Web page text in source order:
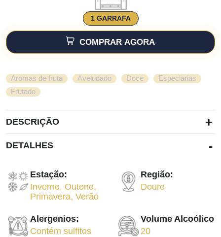
1 GARRAFA
COMPRAR AGORA
Aromas de fruta Aveludado Doce Especiarias
Frutado
DESCRIÇÃO +
DETALHES -
Estação:
Inverno, Outono,
Primavera,Verão
Região:
Douro
Alergenios:
Contém sulfitos
Volume Alcoólico
20